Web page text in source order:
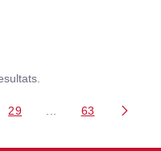
Utilitzeu TAB per navegar.
Pàgina
29 PàginesPàgina
63